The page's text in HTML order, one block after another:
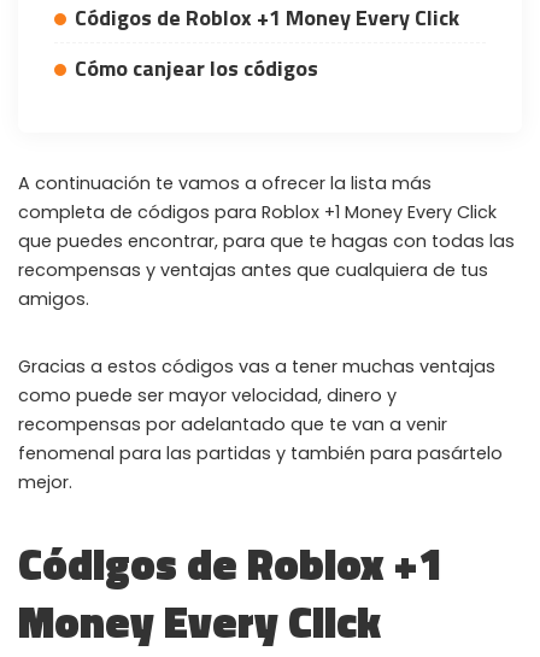
WHY JOIN THE CHANNEL?
ALL PERKS — ZERO NOISE • 100% FREE
Códigos de Roblox +1 Money Every Click
Cómo canjear los códigos
A continuación te vamos a ofrecer la lista más
completa de códigos para Roblox +1 Money Every Click
que puedes encontrar, para que te hagas con todas las
recompensas y ventajas antes que cualquiera de tus
amigos.
Gracias a estos códigos vas a tener muchas ventajas
como puede ser mayor velocidad, dinero y
recompensas por adelantado que te van a venir
fenomenal para las partidas y también para pasártelo
mejor.
Códigos de Roblox +1
Money Every Click